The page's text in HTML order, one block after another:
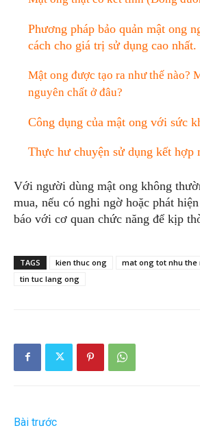
Phương pháp bảo quản mật ong
cách cho giá trị sử dụng cao nhất.
Mật ong được tạo ra như thế nào?
nguyên chất ở đâu?
Công dụng của mật ong với sức
Thực hư chuyện sử dụng kết
Với người dùng mật ong không
mua, nếu có nghi ngờ hoặc phát
báo với cơ quan chức năng để kịp
TAGS kien thuc ong
mat ong tot nhu the
tin tuc lang ong
Bài trước